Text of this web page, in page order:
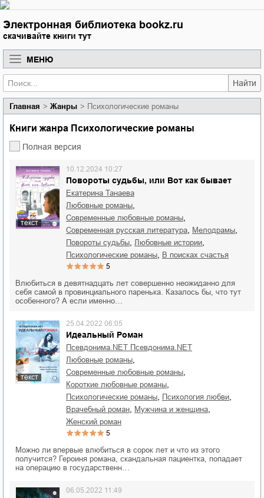
Электронная библиотека bookz.ru
скачивайте книги тут
МЕНЮ
Найти
Главная Жанры Психологические романы
Книги жанра Психологические романы
Полная версия
текст
Повороты судьбы, или Вот как бывает
10.12.2024 10:27
Екатерина Танаева
любовные романы
современные любовные романы
современная русская литература мелодрамы
повороты судьбы любовные истории
психологические романы в поисках счастья
5
Влюбиться в девятнадцать лет совершенно неожиданно для
себя самой в провинциального паренька. Казалось бы, что тут
особенного? А если именно…
текст
Идеальный Роман
25.04.2022 06:05
Псевдонима.NET Псевдонима.NET
любовные романы
современные любовные романы
короткие любовные романы
психологические романы психология любви
врачебный роман мужчина и женщина
женский роман
5
Можно ли впервые влюбиться в сорок лет и что из этого
получится? Героиня романа, скандальная пациентка, попадает
на операцию в государственн…
06.05.2022 11:49